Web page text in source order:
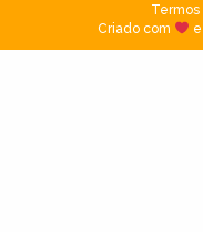
Termos|
Criado com
e